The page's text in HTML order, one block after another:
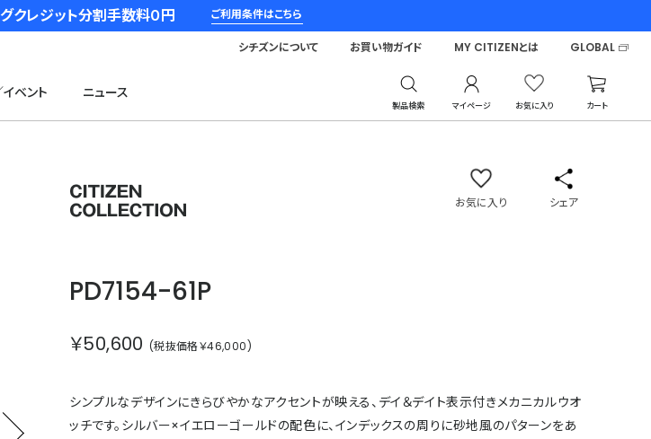
クレジット分割手数料０円 ご利用条件はこちら
ベント ニュース
製品検索 マイページ お気に入り カート
シチズンについて お買い物ガイド MY CITIZENとは GLOBAL
お気に入り シェア
PD7154-61P
￥50,600 (税抜価格￥46,000)
シンプルなデザインにきらびやかなアクセントが映える、デイ＆デイト表示付きメカニカルウオ
ッチです。シルバー×イエローゴールドの配色に、インデックスの周りに砂地風のパターンをあ